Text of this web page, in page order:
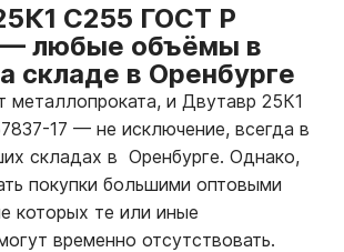
С255 ГОСТ Р
— любые объёмы в
складе в Оренбурге
металлопроката, и Двутавр 25К1
17 — не исключение, всегда в
складах в Оренбурге. Однако,
покупки большими оптовыми
которых те или иные
временно отсутствовать.